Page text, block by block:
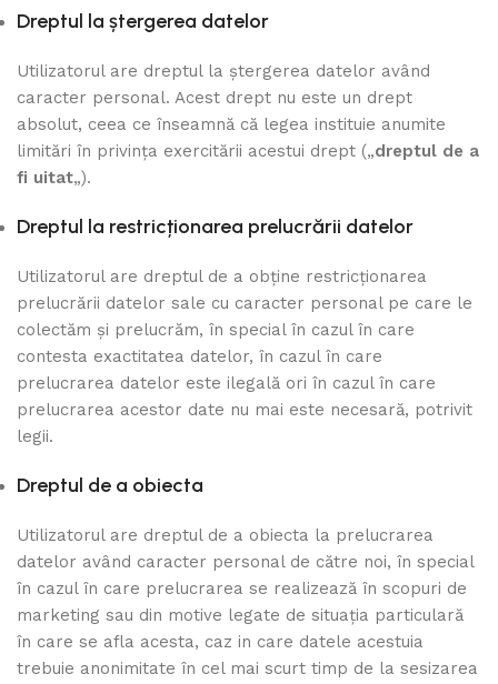
Dreptul la ștergerea datelor
Utilizatorul are dreptul la ștergerea datelor având
caracter personal. Acest drept nu este un drept
absolut, ceea ce înseamnă că legea instituie anumite
limitări în privința exercitării acestui drept („dreptul de a
fi uitat„).
Dreptul la restricționarea prelucrării datelor
Utilizatorul are dreptul de a obține restricționarea
prelucrării datelor sale cu caracter personal pe care le
colectăm și prelucrăm, în special în cazul în care
contesta exactitatea datelor, în cazul în care
prelucrarea datelor este ilegală ori în cazul în care
prelucrarea acestor date nu mai este necesară, potrivit
legii.
Dreptul de a obiecta
Utilizatorul are dreptul de a obiecta la prelucrarea
datelor având caracter personal de către noi, în special
în cazul în care prelucrarea se realizează în scopuri de
marketing sau din motive legate de situația particulară
în care se afla acesta, caz in care datele acestuia
trebuie anonimitate în cel mai scurt timp de la sesizarea